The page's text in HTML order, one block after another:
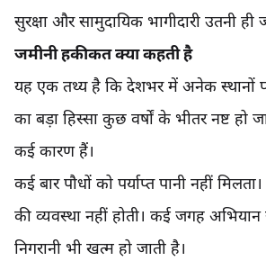
सुरक्षा और सामुदायिक भागीदारी उतनी ही
जमीनी हकीकत क्या कहती है
यह एक तथ्य है कि देशभर में अनेक स्थानों
का बड़ा हिस्सा कुछ वर्षों के भीतर नष्ट हो
कई कारण हैं।
कई बार पौधों को पर्याप्त पानी नहीं
की व्यवस्था नहीं होती। कई जगह अभियान
निगरानी भी खत्म हो जाती है।